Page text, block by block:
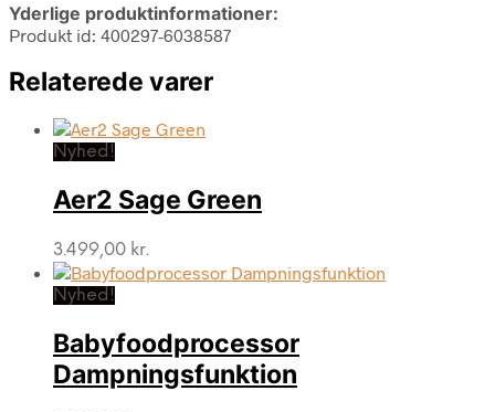
Yderlige produktinformationer:
Produkt id: 400297-6038587
Relaterede varer
Nyhed!
Aer2 Sage Green
3.499,00 kr.
Nyhed!
Babyfoodprocessor
Dampningsfunktion